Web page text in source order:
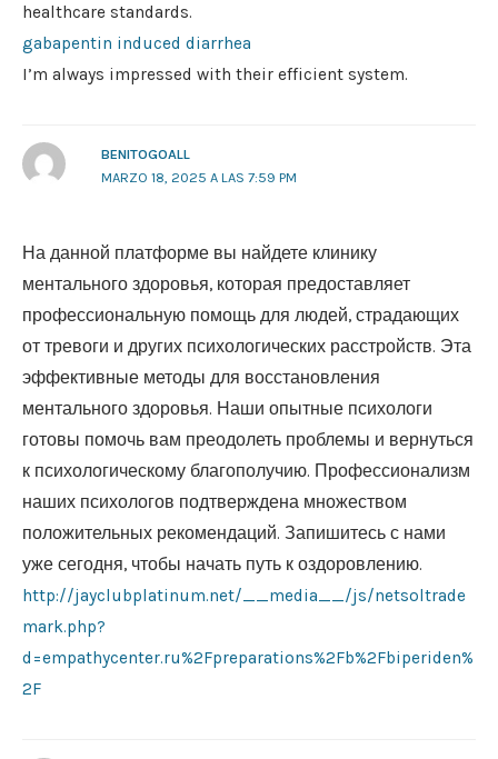
healthcare standards.
gabapentin induced diarrhea
I’m always impressed with their efficient system.
BENITOGOALL
MARZO 18, 2025 A LAS 7:59 PM
На данной платформе вы найдете клинику
ментального здоровья, которая предоставляет
профессиональную помощь для людей, страдающих
от тревоги и других психологических расстройств. Эта
эффективные методы для восстановления
ментального здоровья. Наши опытные психологи
готовы помочь вам преодолеть проблемы и вернуться
к психологическому благополучию. Профессионализм
наших психологов подтверждена множеством
положительных рекомендаций. Запишитесь с нами
уже сегодня, чтобы начать путь к оздоровлению.
http://jayclubplatinum.net/__media__/js/netsoltrade
mark.php?
d=empathycenter.ru%2Fpreparations%2Fb%2Fbiperiden%
2F